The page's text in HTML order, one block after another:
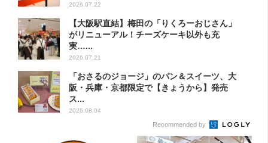
2026.07.22
【大阪駅直結】梅田の「りくろーおじさん」
がリニューアル！チーズケーキ以外も充
実…...
2026.07.21
「おさるのジョージ」のパン＆スイーツ、大
阪・兵庫・京都限定で【きょうから】発売
ス...
2026.08.04
Recommended by